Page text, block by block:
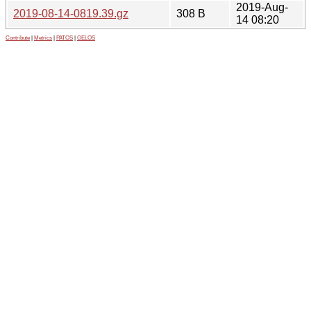
2019-08-14-0819.39.gz
308 B
2019-Aug-
14 08:20
Contribute Metrics PATOS GELOS